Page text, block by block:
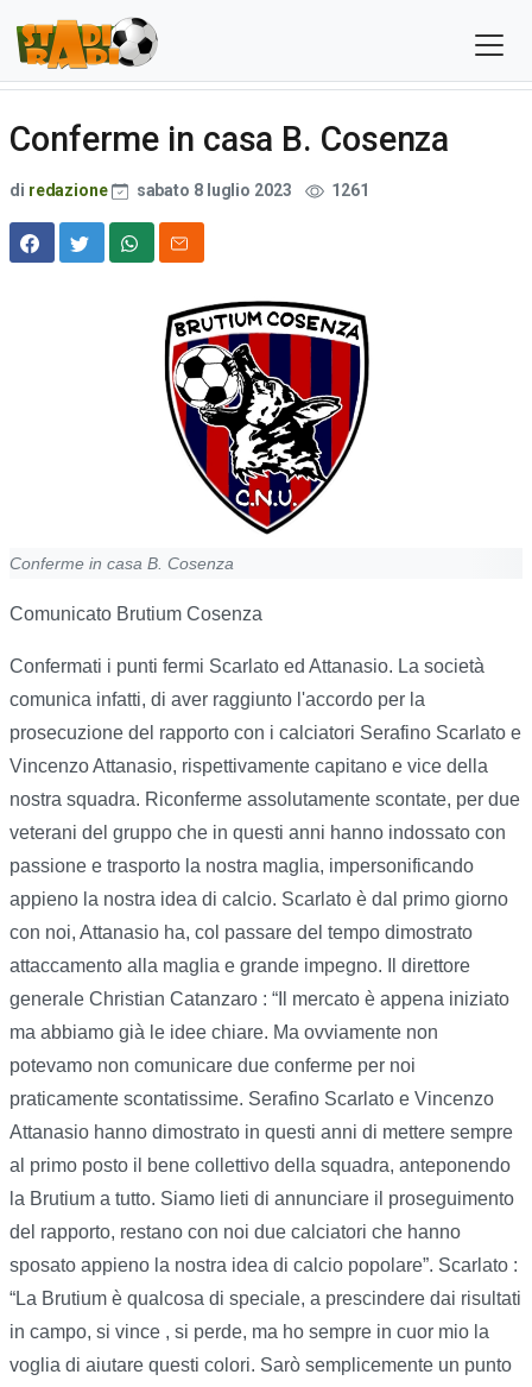
Conferme in casa B. Cosenza
di redazione sabato 8 luglio 2023 1261
Conferme in casa B. Cosenza
Comunicato Brutium Cosenza
Confermati i punti fermi Scarlato ed Attanasio. La società
comunica infatti, di aver raggiunto l'accordo per la
prosecuzione del rapporto con i calciatori Serafino Scarlato e
Vincenzo Attanasio, rispettivamente capitano e vice della
nostra squadra. Riconferme assolutamente scontate, per due
veterani del gruppo che in questi anni hanno indossato con
passione e trasporto la nostra maglia, impersonificando
appieno la nostra idea di calcio. Scarlato è dal primo giorno
con noi, Attanasio ha, col passare del tempo dimostrato
attaccamento alla maglia e grande impegno. Il direttore
generale Christian Catanzaro : “Il mercato è appena iniziato
ma abbiamo già le idee chiare. Ma ovviamente non
potevamo non comunicare due conferme per noi
praticamente scontatissime. Serafino Scarlato e Vincenzo
Attanasio hanno dimostrato in questi anni di mettere sempre
al primo posto il bene collettivo della squadra, anteponendo
la Brutium a tutto. Siamo lieti di annunciare il proseguimento
del rapporto, restano con noi due calciatori che hanno
sposato appieno la nostra idea di calcio popolare”. Scarlato :
“La Brutium è qualcosa di speciale, a prescindere dai risultati
in campo, si vince , si perde, ma ho sempre in cuor mio la
voglia di aiutare questi colori. Sarò semplicemente un punto